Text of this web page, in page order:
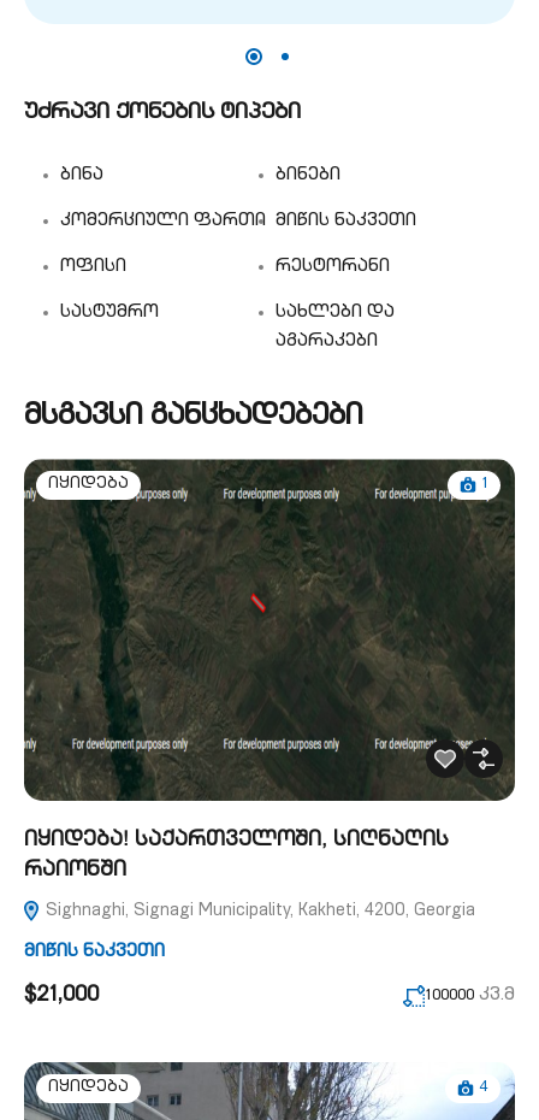
უძრავი ქონების ტიპები
ბინა ბინები
კომერციული ფართი მიწის ნაკვეთი
ოფისი რესტორანი
სასტუმრო
სახლები და
აგარაკები
მსგავსი განცხადებები
იყიდება 1
იყიდება! საქართველოში, სიღნაღის
რაიონში
Sighnaghi, Signagi Municipality, Kakheti, 4200, Georgia
მიწის ნაკვეთი
$21,000 100000 კვ.მ
იყიდება 4